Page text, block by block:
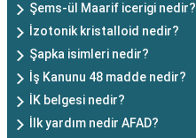
Şems-ül Maarif icerigi nedir?
İzotonik kristalloid nedir?
Şapka isimleri nedir?
İş Kanunu 48 madde nedir?
İK belgesi nedir?
İlk yardım nedir AFAD?